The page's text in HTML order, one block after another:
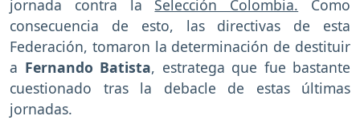
jornada contra la Selección Colombia. Como
consecuencia de esto, las directivas de esta
Federación, tomaron la determinación de destituir
a Fernando Batista, estratega que fue bastante
cuestionado tras la debacle de estas últimas
jornadas.